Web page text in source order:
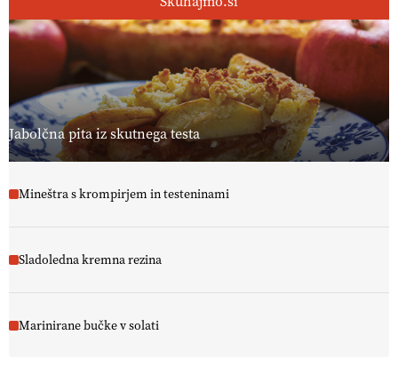
Jabolčna pita iz skutnega testa
Mineštra s krompirjem in testeninami
Sladoledna kremna rezina
Marinirane bučke v solati